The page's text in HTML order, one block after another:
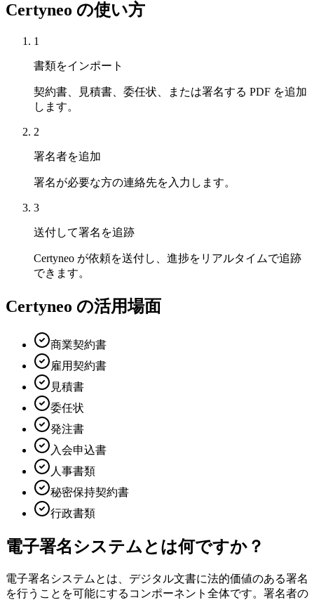
Certyneo の使い方
1
書類をインポート
契約書、見積書、委任状、または署名する PDF を追加
します。
2
署名者を追加
署名が必要な方の連絡先を入力します。
3
送付して署名を追跡
Certyneo が依頼を送付し、進捗をリアルタイムで追跡
できます。
Certyneo の活用場面
商業契約書
雇用契約書
見積書
委任状
発注書
入会申込書
人事書類
秘密保持契約書
行政書類
電子署名システムとは何ですか？
電子署名システムとは、デジタル文書に法的価値のある署名
を行うことを可能にするコンポーネント全体です。署名者の